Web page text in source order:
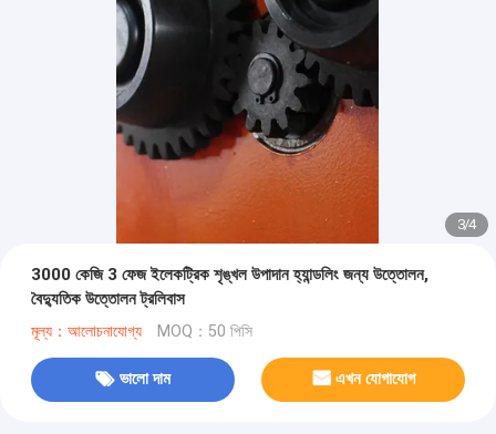
3/4
3000 কেজি 3 ফেজ ইলেকট্রিক শৃঙ্খল উপাদান হ্যান্ডলিং জন্য উত্তোলন,
বৈদ্যুতিক উত্তোলন ট্রলিবাস
মূল্য：আলোচনাযোগ্য MOQ：50 পিসি
ভালো দাম এখন যোগাযোগ